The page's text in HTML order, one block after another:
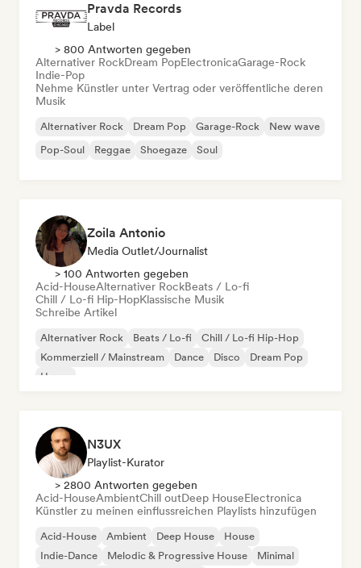
Pravda Records
Label
> 800 Antworten gegeben
Alternativer RockDream PopElectronicaGarage-Rock
Indie-Pop
Nehme Künstler unter Vertrag oder veröffentliche deren
Musik
Alternativer Rock Dream Pop Garage-Rock
New wave
Pop-Soul
Reggae Shoegaze Soul
Zoila Antonio
Media Outlet/Journalist
> 100 Antworten gegeben
Acid-HouseAlternativer RockBeats / Lo-fi
Chill / Lo-fi Hip-HopKlassische Musik
Schreibe Artikel
Alternativer Rock Beats / Lo-fi
Chill / Lo-fi Hip-Hop
Kommerziell / Mainstream
Dance Disco
Dream Pop
House
N3UX
Playlist-Kurator
> 2800 Antworten gegeben
Acid-HouseAmbientChill outDeep HouseElectronica
Künstler zu meinen einflussreichen Playlists hinzufügen
Acid-House Ambient Deep House
House
Indie-Dance
Melodic & Progressive House
Minimal